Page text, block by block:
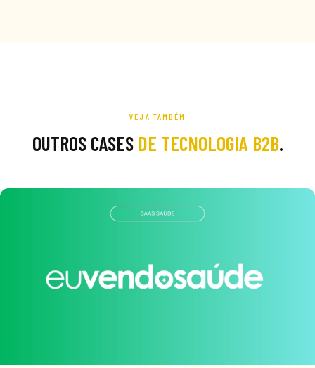
VEJA TAMBÉM
OUTROS CASES DE TECNOLOGIA B2B.